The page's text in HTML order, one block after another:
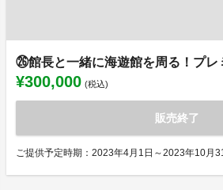
㉖館長と一緒に海遊館を周る！プレ
¥300,000 (税込)
販売終了
ご提供予定時期：2023年4月1日～2023年10月